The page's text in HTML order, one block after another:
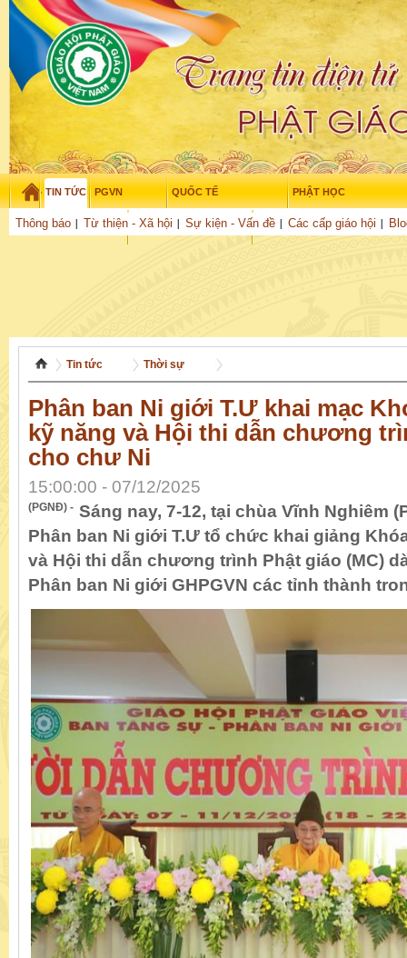
TIN TỨC
Thông báo Từ thiện - Xã hội Sự kiện - Vấn đề Các cấp giáo hội
PGVN QUỐC TẾ PHẬT HỌC
THỜI ĐẠI TUỔI TRẺ NGHIÊN CỨU
Thứ sáu - 7/08/2026 – 12: 06:04
Tin tức Thời sự
Phân ban Ni giới T.Ư khai mạc
kỹ năng và Hội thi dẫn chương
cho chư Ni
15:00:00 - 07/12/2025
(PGNĐ) - Sáng nay, 7-12, tại chùa Vĩnh Nghiêm
Phân ban Ni giới T.Ư tổ chức khai giảng
và Hội thi dẫn chương trình Phật giáo (MC)
Phân ban Ni giới GHPGVN các tỉnh thành